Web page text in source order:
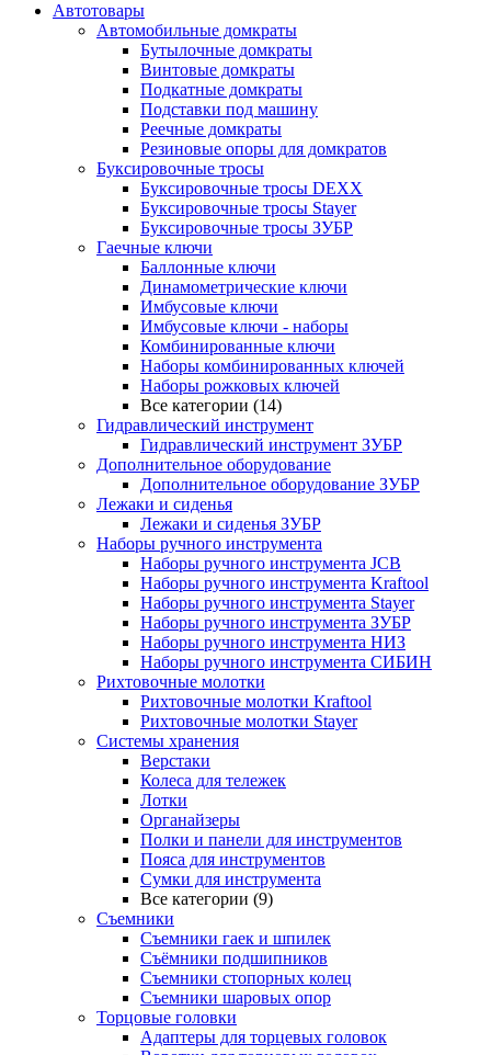
Автотовары
Автомобильные домкраты
Бутылочные домкраты
Винтовые домкраты
Подкатные домкраты
Подставки под машину
Реечные домкраты
Резиновые опоры для домкратов
Буксировочные тросы
Буксировочные тросы DEXX
Буксировочные тросы Stayer
Буксировочные тросы ЗУБР
Гаечные ключи
Баллонные ключи
Динамометрические ключи
Имбусовые ключи
Имбусовые ключи - наборы
Комбинированные ключи
Наборы комбинированных ключей
Наборы рожковых ключей
Все категории (14)
Гидравлический инструмент
Гидравлический инструмент ЗУБР
Дополнительное оборудование
Дополнительное оборудование ЗУБР
Лежаки и сиденья
Лежаки и сиденья ЗУБР
Наборы ручного инструмента
Наборы ручного инструмента JCB
Наборы ручного инструмента Kraftool
Наборы ручного инструмента Stayer
Наборы ручного инструмента ЗУБР
Наборы ручного инструмента НИЗ
Наборы ручного инструмента СИБИН
Рихтовочные молотки
Рихтовочные молотки Kraftool
Рихтовочные молотки Stayer
Системы хранения
Верстаки
Колеса для тележек
Лотки
Органайзеры
Полки и панели для инструментов
Пояса для инструментов
Сумки для инструмента
Все категории (9)
Съемники
Съемники гаек и шпилек
Съёмники подшипников
Съемники стопорных колец
Съемники шаровых опор
Торцовые головки
Адаптеры для торцевых головок